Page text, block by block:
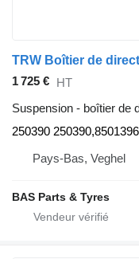
1 725 € HT
Suspension - boîtier de
250390
Pays-Bas, Veghel
BAS Parts & Tyres